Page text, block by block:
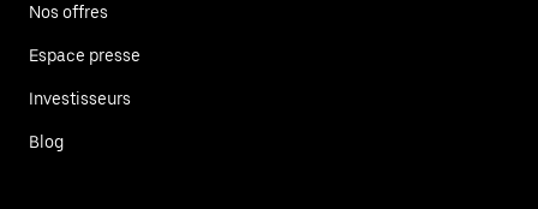
Nos offres
Espace presse
Investisseurs
Blog